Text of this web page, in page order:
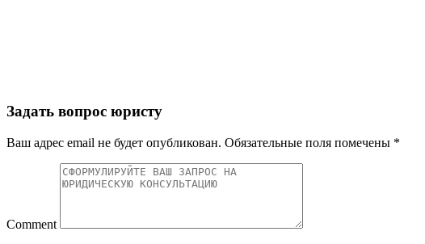
Задать вопрос юристу
Ваш адрес email не будет опубликован. Обязательные поля помечены *
Comment